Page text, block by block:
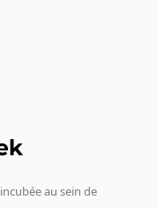
incubée au sein de